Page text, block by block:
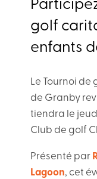
golf
enfants
Le Tournoi de
de Granby
tiendra le
Club de golf
Présenté par
Lagoon, cet